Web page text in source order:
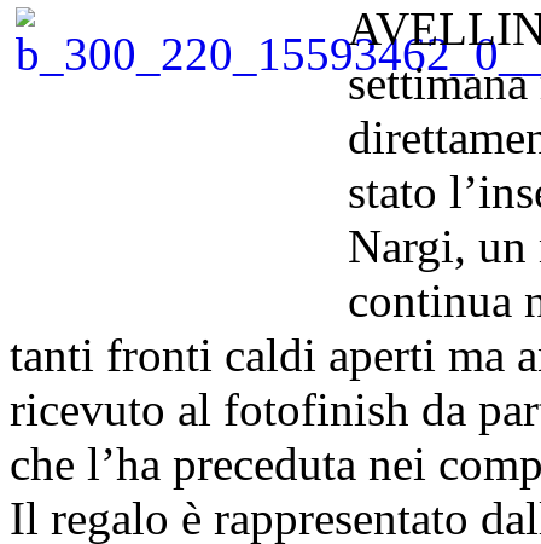
stato
Nargi, un
continua
tanti fronti caldi aperti ma
ricevuto al fotofinish da
che l’ha preceduta nei
Il regalo è rappresentato